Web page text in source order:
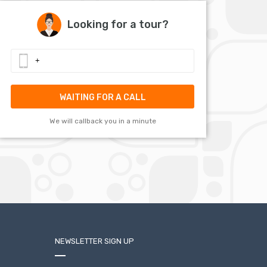
Looking for a tour?
WAITING FOR A CALL
We will callback you in a minute
NEWSLETTER SIGN UP